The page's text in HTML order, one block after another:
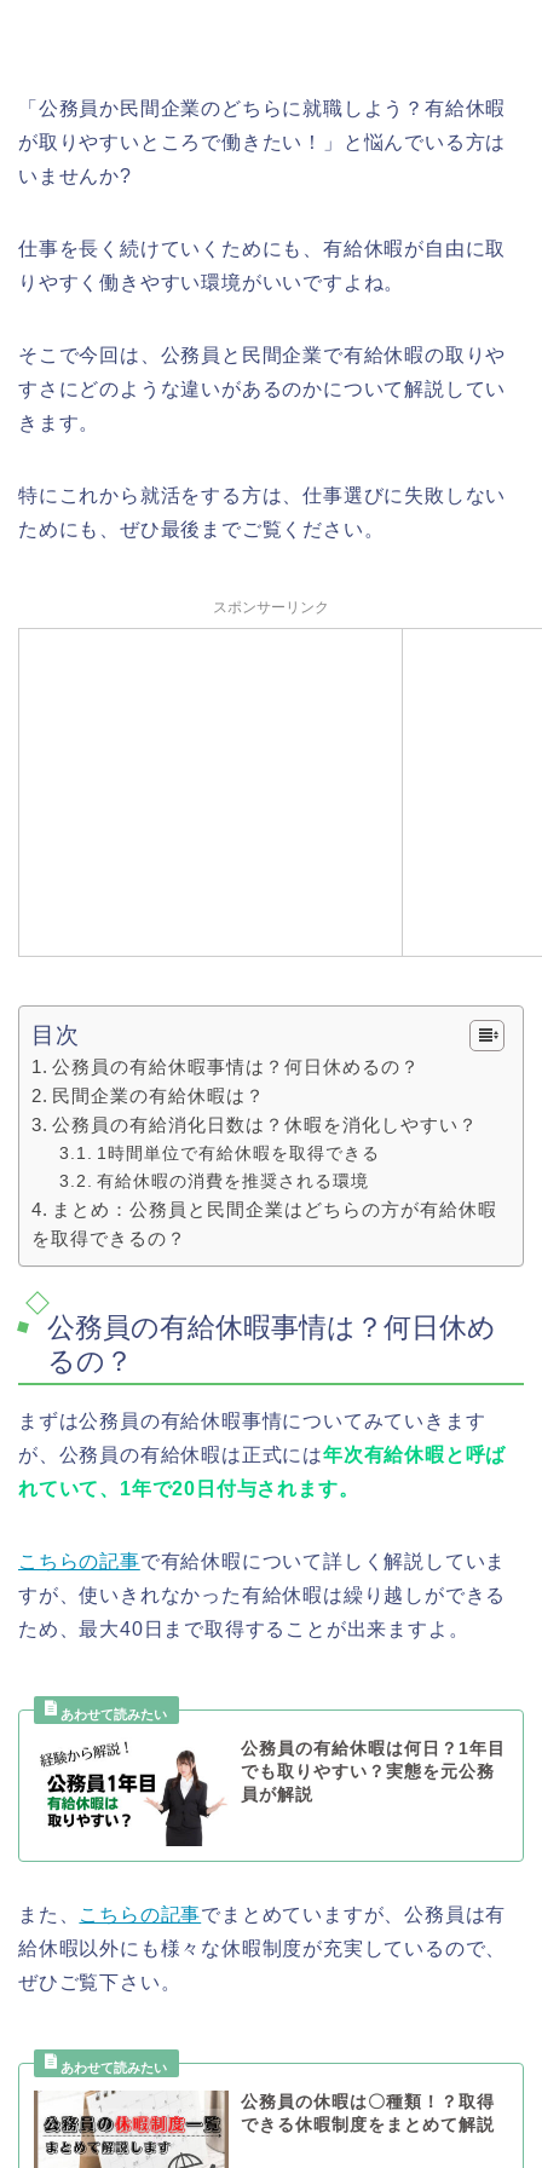
「公務員か民間企業のどちらに就職しよう？有給休暇
が取りやすいところで働きたい！」と悩んでいる方は
いませんか?
仕事を長く続けていくためにも、有給休暇が自由に取
りやすく働きやすい環境がいいですよね。
そこで今回は、公務員と民間企業で有給休暇の取りや
すさにどのような違いがあるのかについて解説してい
きます。
特にこれから就活をする方は、仕事選びに失敗しない
ためにも、ぜひ最後までご覧ください。
スポンサーリンク
目次
公務員の有給休暇事情は？何日休めるの？
民間企業の有給休暇は？
公務員の有給消化日数は？休暇を消化しやすい？
1時間単位で有給休暇を取得できる
有給休暇の消費を推奨される環境
まとめ：公務員と民間企業はどちらの方が有給休暇
を取得できるの？
公務員の有給休暇事情は？何日休め
るの？
まずは公務員の有給休暇事情についてみていきます
が、公務員の有給休暇は正式には年次有給休暇と呼ば
れていて、1年で20日付与されます。
こちらの記事で有給休暇について詳しく解説していま
すが、使いきれなかった有給休暇は繰り越しができる
ため、最大40日まで取得することが出来ますよ。
公務員の有給休暇は何日？1年目
でも取りやすい？実態を元公務
員が解説
また、 こちらの記事でまとめていますが、公務員は有
給休暇以外にも様々な休暇制度が充実しているので、
ぜひご覧下さい。
公務員の休暇は〇種類！？取得
できる休暇制度をまとめて解説